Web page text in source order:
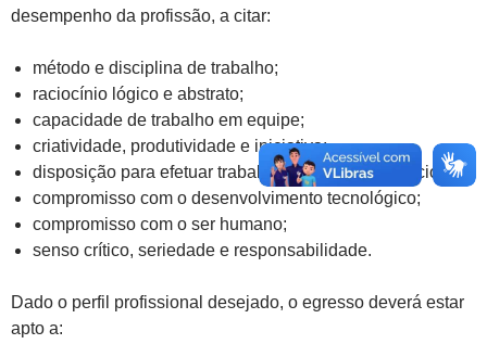
desempenho da profissão, a citar:
método e disciplina de trabalho;
raciocínio lógico e abstrato;
capacidade de trabalho em equipe;
criatividade, produtividade e iniciativa;
disposição para efetuar trabalho complexo e minucioso;
compromisso com o desenvolvimento tecnológico;
compromisso com o ser humano;
senso crítico, seriedade e responsabilidade.
Dado o perfil profissional desejado, o egresso deverá estar
apto a: